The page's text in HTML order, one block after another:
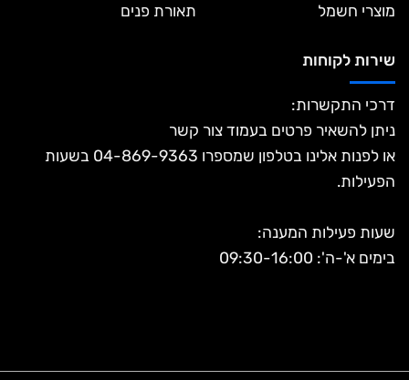
מוצרי חשמל
תאורת פנים
שירות לקוחות
דרכי התקשרות:
ניתן להשאיר פרטים בעמוד צור קשר
או לפנות אלינו בטלפון שמספרו 04-869-9363 בשעות
הפעילות.
שעות פעילות המענה:
בימים א'-ה': 09:30-16:00